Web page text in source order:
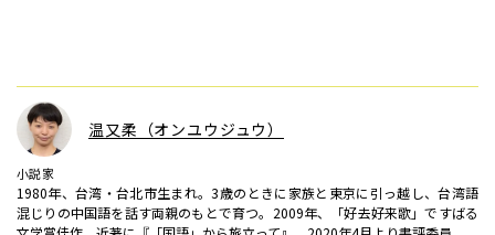
温又柔（オンユウジュウ）
小説家
1980年、台湾・台北市生まれ。3歳のときに家族と東京に引っ越し、台湾語
混じりの中国語を話す両親のもとで育つ。2009年、「好去好来歌」ですばる